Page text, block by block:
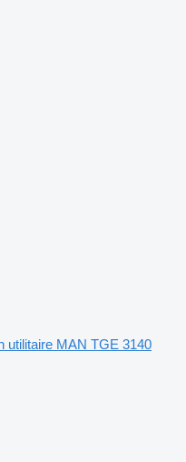
utilitaire MAN TGE 3140